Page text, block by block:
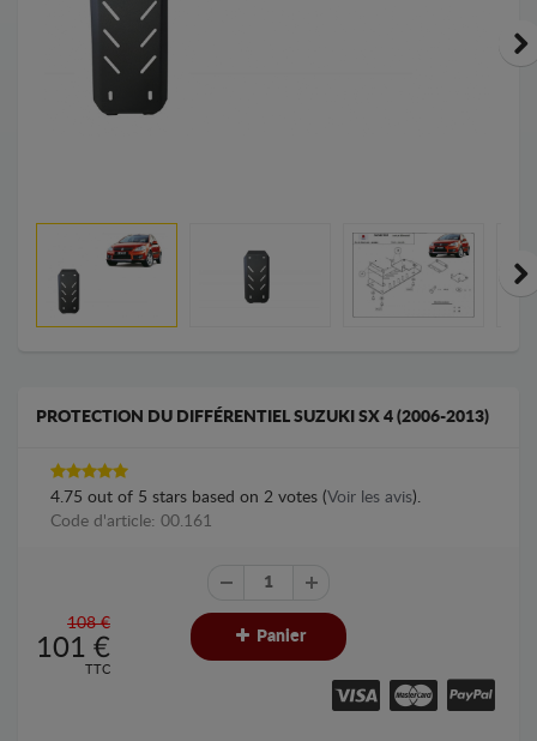
PROTECTION DU DIFFÉRENTIEL SUZUKI SX 4 (2006-2013)
4.75 out of 5 stars based on 2 votes (Voir les avis).
Code d'article: 00.161
108 €
101 €
TTC
Panier